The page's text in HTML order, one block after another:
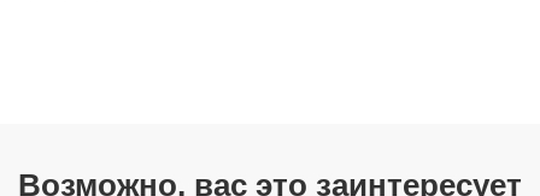
Возможно, вас это заинтересует